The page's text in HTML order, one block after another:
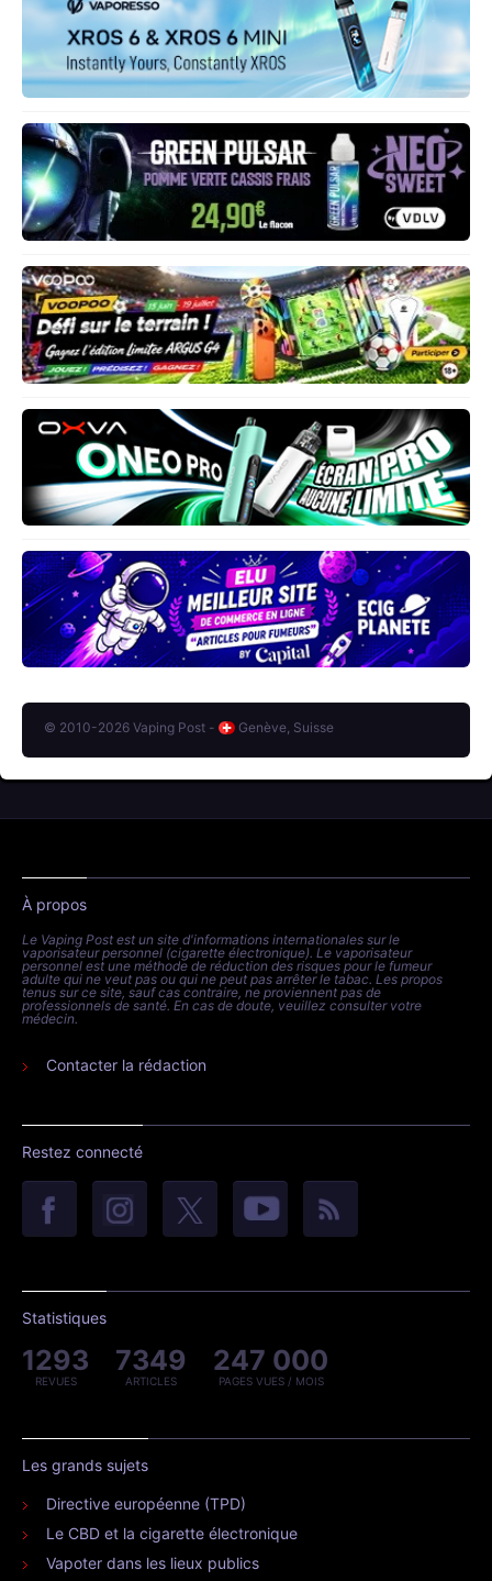
© 2010-2026 Vaping Post - Genève, Suisse
À propos
Le Vaping Post est un site d'informations internationales sur le
vaporisateur personnel (cigarette électronique). Le vaporisateur
personnel est une méthode de réduction des risques pour le fumeur
adulte qui ne veut pas ou qui ne peut pas arrêter le tabac. Les propos
tenus sur ce site, sauf cas contraire, ne proviennent pas de
professionnels de santé. En cas de doute, veuillez consulter votre
médecin.
Contacter la rédaction
Restez connecté
Statistiques
1293
REVUES
7349
ARTICLES
247 000
PAGES VUES / MOIS
Les grands sujets
Directive européenne (TPD)
Le CBD et la cigarette électronique
Vapoter dans les lieux publics